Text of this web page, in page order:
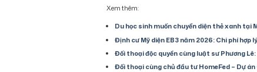
Xem thêm:
Du học sinh muốn chuyển diện thẻ xanh tại
Định cư Mỹ diện EB3 năm 2026: Chi phí hợp
Đối thoại độc quyền cùng luật sư Phương
Đối thoại cùng chủ đầu tư HomeFed – Dự